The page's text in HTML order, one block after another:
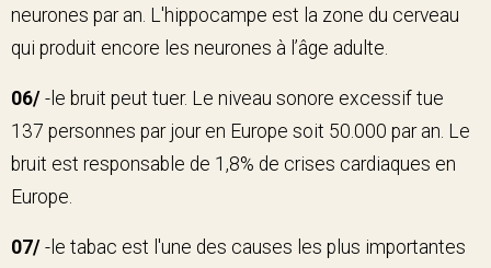
neurones par an. L'hippocampe est la zone du cerveau
qui produit encore les neurones à l’âge adulte.
06/ -le bruit peut tuer. Le niveau sonore excessif tue
137 personnes par jour en Europe soit 50.000 par an. Le
bruit est responsable de 1,8% de crises cardiaques en
Europe.
07/ -le tabac est l'une des causes les plus importantes